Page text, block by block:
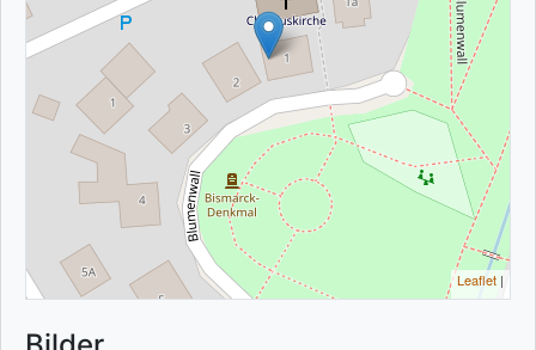
Leaflet |